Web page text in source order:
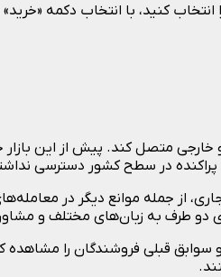
کنید، با انتخاب دکمه
متصل کند. پیش از این
پراکنده در سطح کشور دسترسی
از جمله موانع دیگر در
دو طرف به زبان‌های مختلف و
قبلی فروشندگان را مشاهده